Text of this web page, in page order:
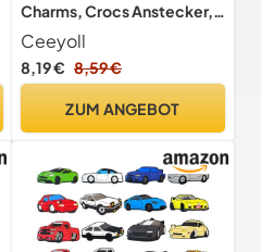
Charms, Crocs Anstecker,
Schuhanstecker Anstecker,
Cartoon Schuhdekoration,
Cool Anime Schuh
Schuhdekoration Oder Als
Ceeyoll
8,19 € 8,59 €
ZUM ANGEBOT